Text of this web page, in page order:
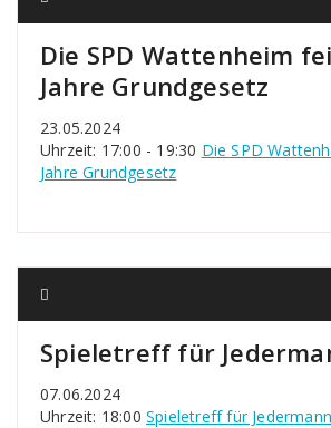
Die SPD Wattenheim
Jahre Grundgesetz
23.05.2024
Uhrzeit: 17:00 - 19:30 Die SPD
Jahre Grundgesetz
Spieletreff für
07.06.2024
Uhrzeit: 18:00 Spieletreff für Jedermann